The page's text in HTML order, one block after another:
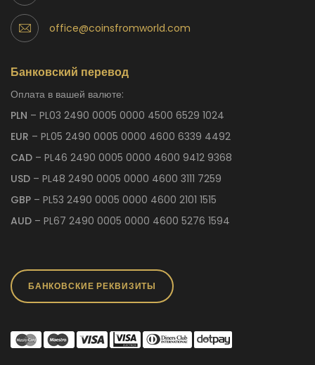
office@coinsfromworld.com
Банковский перевод
Оплата в вашей валюте:
PLN – PL03 2490 0005 0000 4500 6529 1024
EUR – PL05 2490 0005 0000 4600 6339 4492
CAD – PL46 2490 0005 0000 4600 9412 9368
USD – PL48 2490 0005 0000 4600 3111 7259
GBP – PL53 2490 0005 0000 4600 2101 1515
AUD – PL67 2490 0005 0000 4600 5276 1594
БАНКОВСКИЕ РЕКВИЗИТЫ